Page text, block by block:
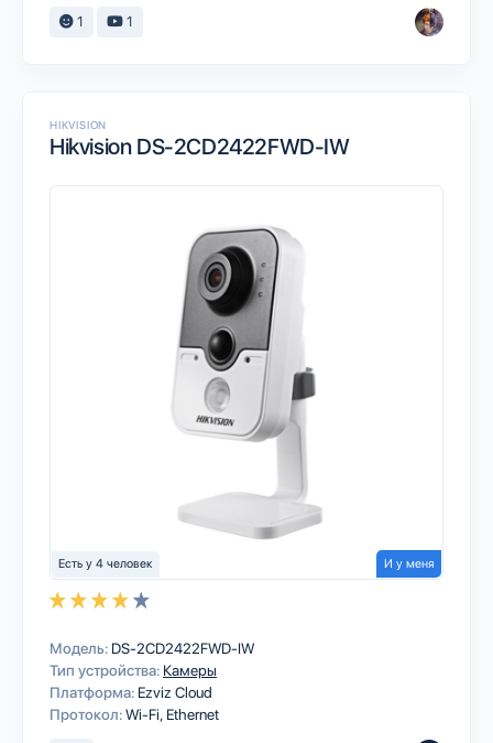
1 1
HIKVISION
Hikvision DS-2CD2422FWD-IW
Есть у 4 человек И у меня
Модель: DS-2CD2422FWD-IW
Тип устройства: Камеры
Платформа: Ezviz Cloud
Протокол:Wi-Fi Ethernet